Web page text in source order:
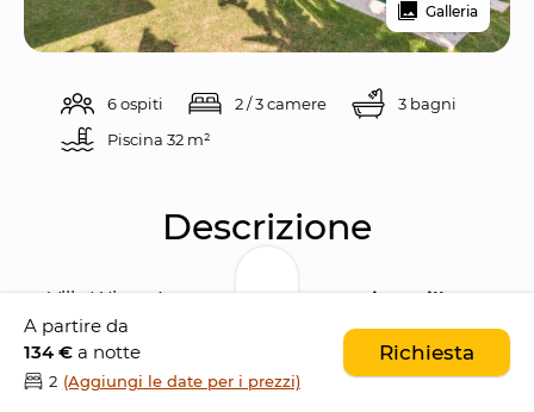
Galleria
6 ospiti 2 / 3 camere
3 bagni
Piscina 32 m²
Descrizione
Villa Wiana è una
moderna e spaziosa villa
con 3 camere da letto
che vanta una
posizione privilegiata
. La proprietà si trova
infatti nel cuore della vivace Seminyak
A partire da
134 € a notte
2 (Aggiungi le date per i prezzi)
Richiesta